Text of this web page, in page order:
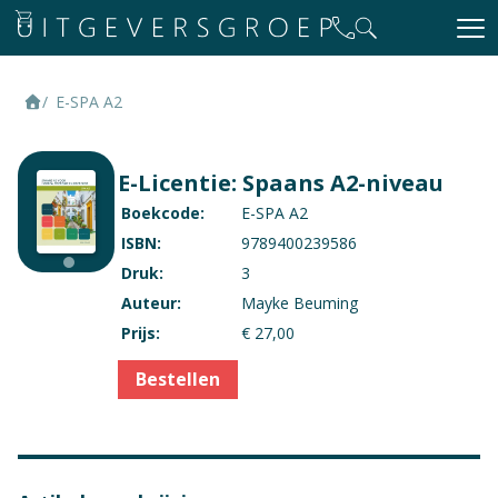
E-SPA A2
E-Licentie: Spaans A2-niveau
Boekcode:
E-SPA A2
ISBN:
9789400239586
Druk:
3
Auteur:
Mayke Beuming
Prijs:
€ 27,00
Bestellen